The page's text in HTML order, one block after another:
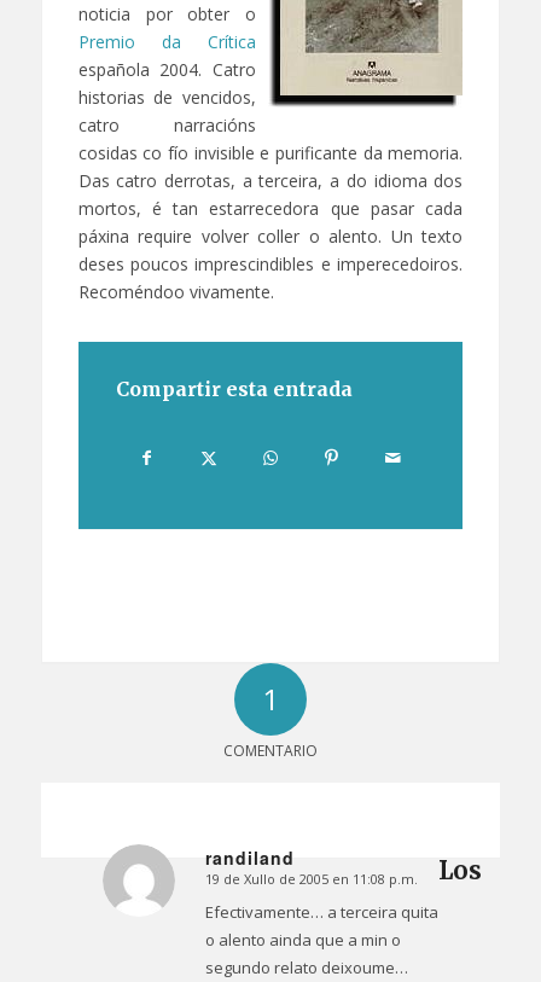
noticia por obter o
Premio da Crítica
española 2004. Catro
historias de vencidos,
catro narracións
cosidas co fío invisible e purificante da memoria.
Das catro derrotas, a terceira, a do idioma dos
mortos, é tan estarrecedora que pasar cada
páxina require volver coller o alento. Un texto
deses poucos imprescindibles e imperecedoiros.
Recoméndoo vivamente.
Compartir esta entrada
1
COMENTARIO
randiland
Dice:
19 de Xullo de 2005 en 11:08 p.m.
Efectivamente… a terceira quita
o alento ainda que a min o
segundo relato deixoume…
Los